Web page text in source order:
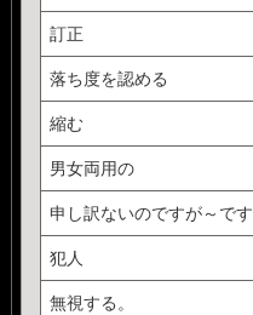
訂正
落ち度を認める
縮む
男女両用の
申し訳ないのですが～です
犯人
無視する。